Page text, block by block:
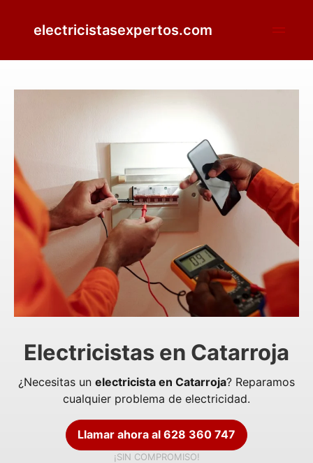
electricistasexpertos.com
Electricistas en Catarroja
¿Necesitas un electricista en Catarroja? Reparamos
cualquier problema de electricidad.
Llamar ahora al 628 360 747
¡SIN COMPROMISO!